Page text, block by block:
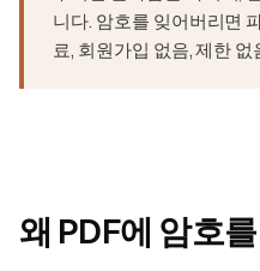
니다. 암호를 잊어버리면
료, 회원가입 없음, 제한 없
왜 PDF에 암호